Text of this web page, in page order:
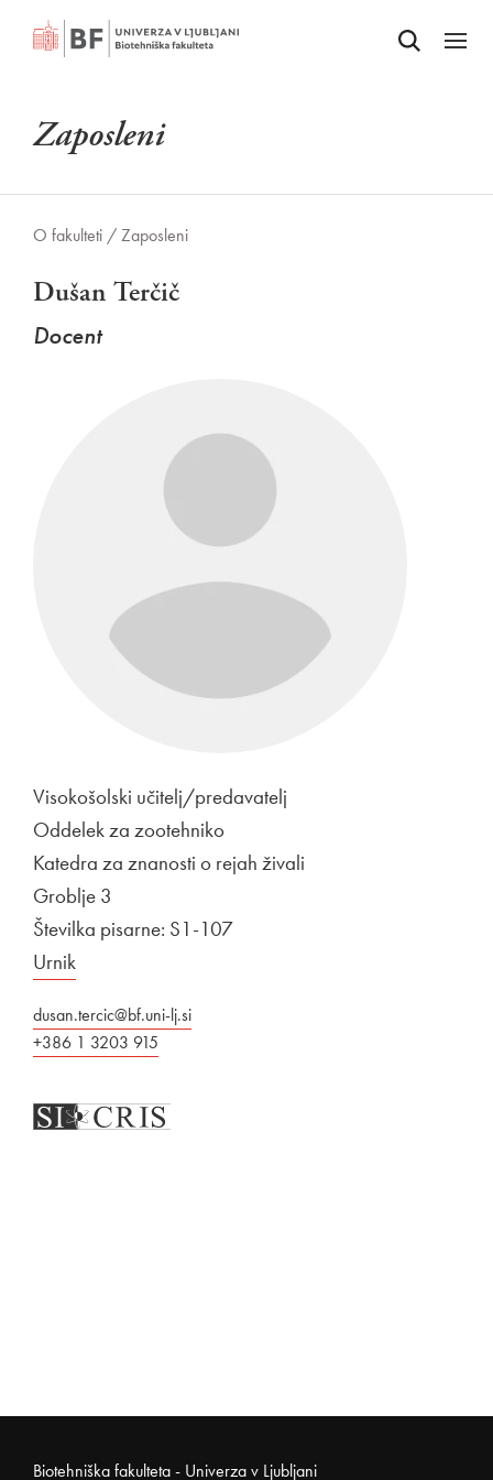
Odpri iskalnik
Odpri
Zaposleni
O fakulteti /Zaposleni
Dušan Terčič
Docent
Visokošolski učitelj/predavatelj
Oddelek za zootehniko
Katedra za znanosti o rejah živali
Groblje 3
Številka pisarne: S1-107
Urnik
dusan.tercic@bf.uni-lj.si
+386 1 3203 915
Biotehniška fakulteta - Univerza v Ljubljani